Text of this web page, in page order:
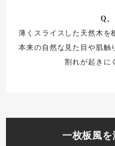
Q
薄くスライスした天然木を
本来の自然な見た目や肌触
割れが起きに
一枚板風